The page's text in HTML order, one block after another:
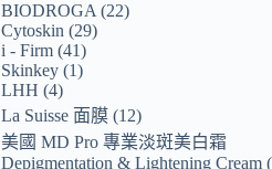
BIODROGA
22
Cytoskin
29
i - Firm 41
Skinkey 1
LHH 4
La Suisse 面膜 12
美國 MD Pro 專業淡斑美白霜
Depigmentation & Lightening Cream